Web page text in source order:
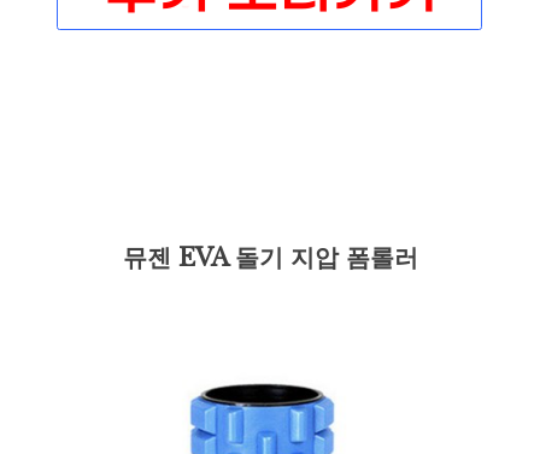
뮤젠 EVA 돌기 지압 폼롤러